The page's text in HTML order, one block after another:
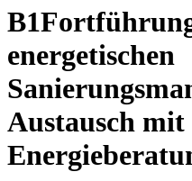
B1
energetischen
Austausch